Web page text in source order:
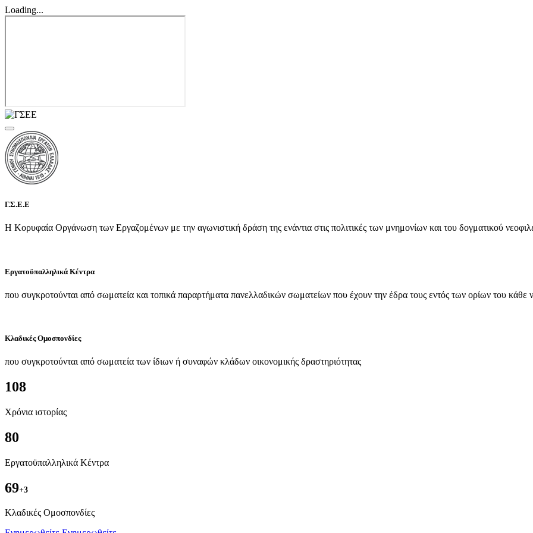
Loading...
Γ.Σ.Ε.Ε
Η Κορυφαία Οργάνωση των Εργαζομένων με την αγωνιστική δράση της ενάντια στις πολιτικές των μνημονίων και του δογματικού
Εργατοϋπαλληλικά Κέντρα
που συγκροτούνται από σωματεία και τοπικά παραρτήματα πανελλαδικών σωματείων που έχουν την έδρα τους εντός των ορίων του κάθε
Κλαδικές Ομοσπονδίες
που συγκροτούνται από σωματεία των ίδιων ή συναφών κλάδων οικονομικής δραστηριότητας
108
Χρόνια ιστορίας
80
Εργατοϋπαλληλικά Κέντρα
69+3
Kλαδικές Ομοσπονδίες